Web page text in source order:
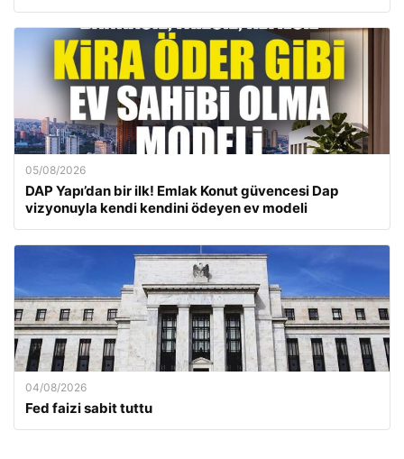
05/08/2026
DAP Yapı’dan bir ilk! Emlak Konut güvencesi Dap
vizyonuyla kendi kendini ödeyen ev modeli
04/08/2026
Fed faizi sabit tuttu